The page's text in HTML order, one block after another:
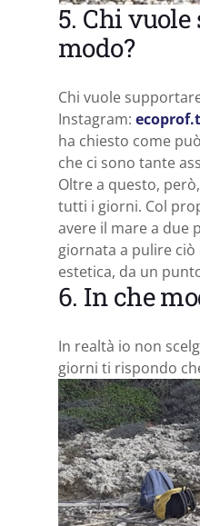
5. Chi
modo?
Chi vuole
Instagram:
ha chiesto come
che ci sono tante
Oltre a questo,
tutti i giorni. Col
avere il mare a due
giornata a pulire ciò
estetica, da un
6. In che
In realtà io non
giorni ti rispondo